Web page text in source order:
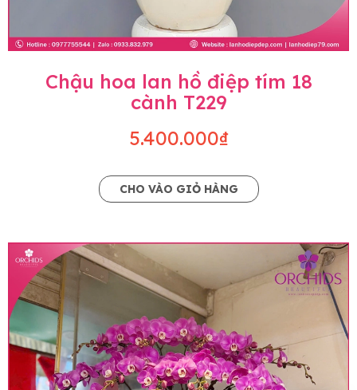
Chậu hoa lan hồ điệp tím 18
cành T229
5.400.000₫
CHO VÀO GIỎ HÀNG